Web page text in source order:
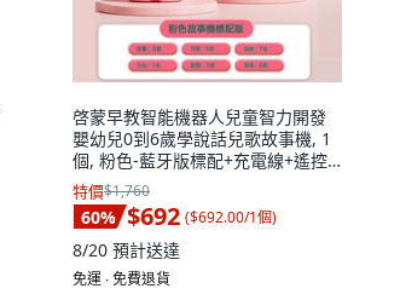
啓蒙早教智能機器人兒童智力開發
嬰幼兒0到6歲學說話兒歌故事機, 1
個, 粉色-藍牙版標配+充電線+遙控
器:如圖
特價$1,760
60% $692 ($692.00/1個)
8/20 預計送達
免運 ∙ 免費退貨